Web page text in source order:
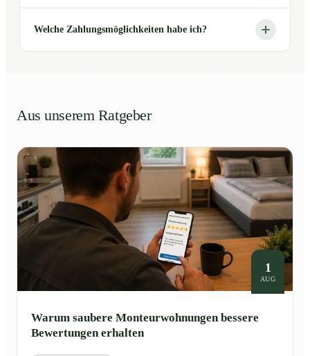
Welche Zahlungsmöglichkeiten habe ich?
Aus unserem Ratgeber
1
AUG
Warum saubere Monteurwohnungen bessere
Bewertungen erhalten